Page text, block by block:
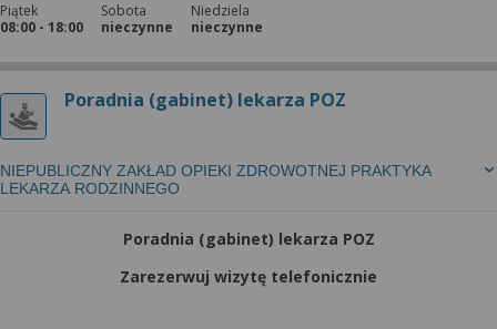
Piątek
08:00 - 18:00
Sobota
nieczynne
Niedziela
nieczynne
Poradnia (gabinet) lekarza POZ
NIEPUBLICZNY ZAKŁAD OPIEKI ZDROWOTNEJ PRAKTYKA
LEKARZA RODZINNEGO
Poradnia (gabinet) lekarza POZ
Zarezerwuj wizytę telefonicznie